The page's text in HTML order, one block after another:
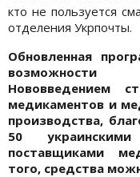
кто не пользуется
отделения Укрпочты.
Обновленная
возможности
Нововведением
медикаментов и
производства,
50
поставщиками
того, средства